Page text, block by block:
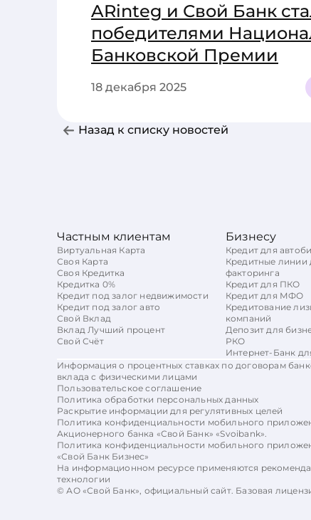
ARinteg и Свой Банк
победителями
Банковской Премии
18 декабря 2025
Назад к списку новостей
Частным клиентам
Виртуальная Карта
Своя Карта
Своя Кредитка
Кредитка 0%
Кредит под залог недвижимости
Кредит под залог авто
Свой Вклад
Вклад Лучший процент
Свой Счёт
Бизнесу
Кредит для
Кредитные линии
факторинга
Кредит для ПКО
Кредит для МФО
Кредитование
компаний
Депозит для
РКО
Интернет-Банк
Информация о процентных ставках по договорам
вклада с физическими лицами
Пользовательское соглашение
Политика обработки персональных данных
Раскрытие информации для регулятивных целей
Политика конфиденциальности мобильного
Акционерного банка «Свой Банк» «Svoibank».
Политика конфиденциальности мобильного
«Свой Банк Бизнес»
На информационном ресурсе применяются
технологии
© АО «Свой Банк», официальный сайт. Базовая